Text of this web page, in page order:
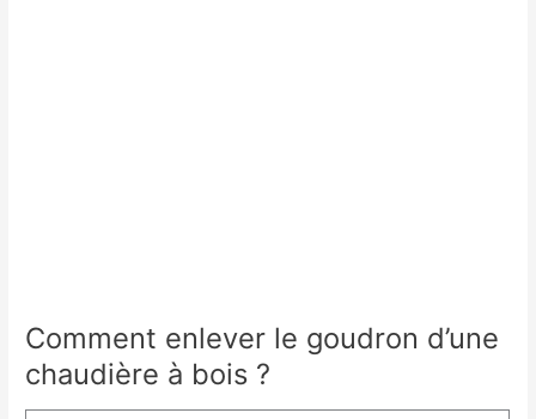
Comment enlever le goudron d’une
chaudière à bois ?